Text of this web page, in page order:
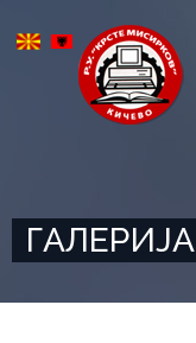
ГАЛЕРИЈА